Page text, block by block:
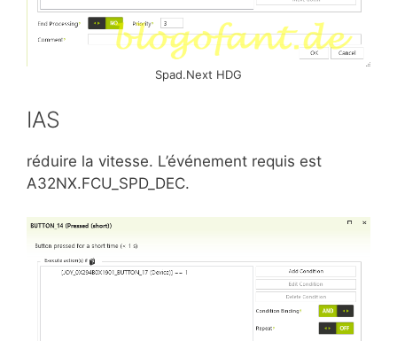
Spad.Next HDG
IAS
réduire la vitesse. L’événement requis est
A32NX.FCU_SPD_DEC.